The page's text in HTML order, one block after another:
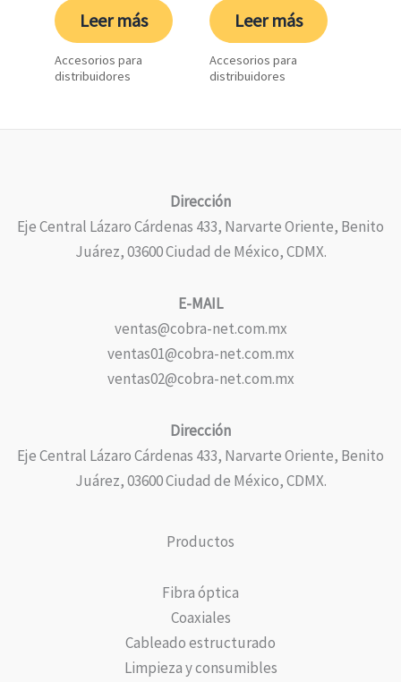
Leer más
Accesorios para
distribuidores
Leer más
Accesorios para
distribuidores
Dirección
Eje Central Lázaro Cárdenas 433, Narvarte Oriente, Benito
Juárez, 03600 Ciudad de México, CDMX.
E-MAIL
ventas@cobra-net.com.mx
ventas01@cobra-net.com.mx
ventas02@cobra-net.com.mx
Dirección
Eje Central Lázaro Cárdenas 433, Narvarte Oriente, Benito
Juárez, 03600 Ciudad de México, CDMX.
Productos
Fibra óptica
Coaxiales
Cableado estructurado
Limpieza y consumibles